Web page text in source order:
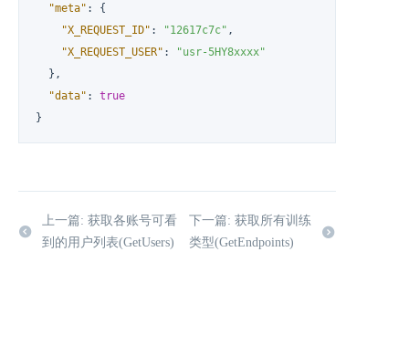
"meta" :
{
"X_REQUEST_ID" : "12617c7c" ,
"X_REQUEST_USER" :
"usr-5HY8xxxx"
} ,
"data" :
true
}
上一篇: 获取各账号可看
到的用户列表(GetUsers)
下一篇: 获取所有训练
类型(GetEndpoints)